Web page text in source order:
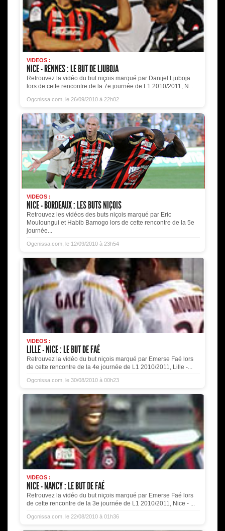
VIDEOS :
NICE - RENNES : LE BUT DE LJUBOJA
Retrouvez la vidéo du but niçois marqué par Danijel Ljuboja
lors de cette rencontre de la 7e journée de L1 2010/2011, N...
Ogcnissa.com, le 26/09/2010 à 22h02
VIDEOS :
NICE - BORDEAUX : LES BUTS NIÇOIS
Retrouvez les vidéos des buts niçois marqué par Eric
Mouloungui et Habib Bamogo lors de cette rencontre de la 5e
journée...
Ogcnissa.com, le 12/09/2010 à 23h54
VIDEOS :
LILLE - NICE : LE BUT DE FAÉ
Retrouvez la vidéo du but niçois marqué par Emerse Faé lors
de cette rencontre de la 4e journée de L1 2010/2011, Lille -...
Ogcnissa.com, le 30/08/2010 à 00h23
VIDEOS :
NICE - NANCY : LE BUT DE FAÉ
Retrouvez la vidéo du but niçois marqué par Emerse Faé lors
de cette rencontre de la 3e journée de L1 2010/2011, Nice - ...
Ogcnissa.com, le 22/08/2010 à 01h36